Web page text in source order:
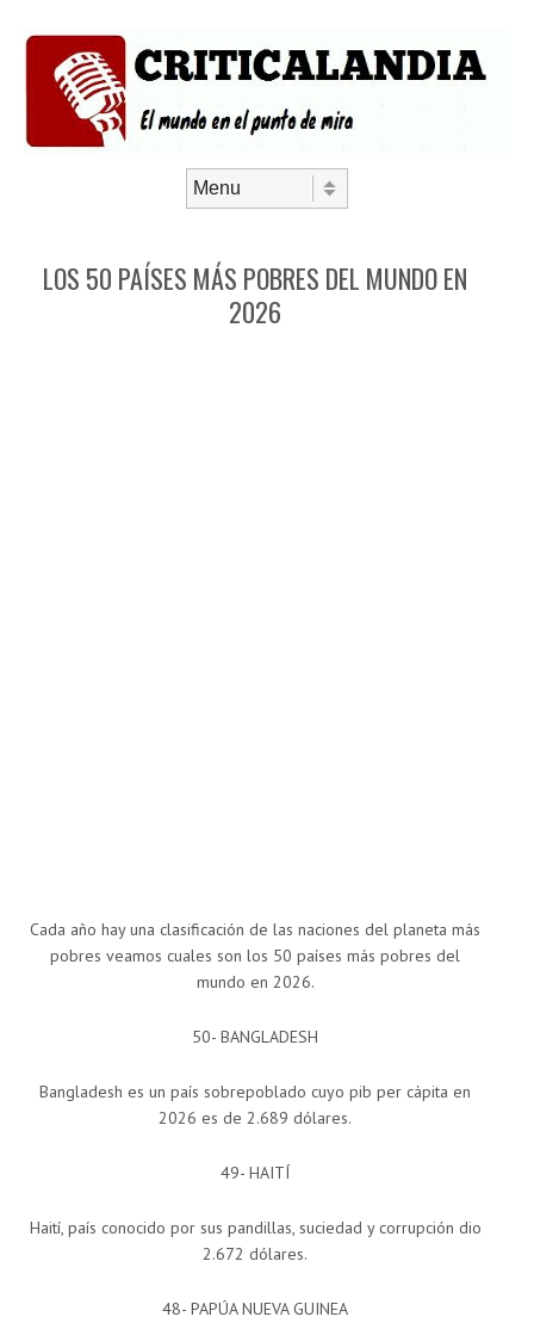
LOS 50 PAÍSES MÁS POBRES DEL MUNDO EN
2026
Cada año hay una clasificación de las naciones del planeta más
pobres veamos cuales son los 50 países más pobres del
mundo en 2026.
50- BANGLADESH
Bangladesh es un país sobrepoblado cuyo pib per cápita en
2026 es de 2.689 dólares.
49- HAITÍ
Haití, país conocido por sus pandillas, suciedad y corrupción dio
2.672 dólares.
48- PAPÚA NUEVA GUINEA